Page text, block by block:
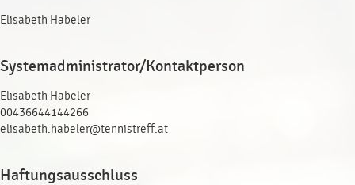
Elisabeth Habeler
Systemadministrator/Kontaktperson
Elisabeth Habeler
00436644144266
elisabeth.habeler@tennistreff.at
Haftungsausschluss